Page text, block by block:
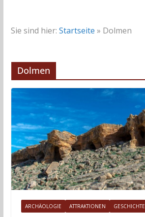
Sie sind hier: Startseite » Dolmen
Dolmen
ARCHÄOLOGIE ATTRAKTIONEN GESCHICHTE